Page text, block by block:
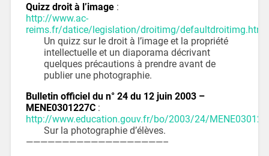
Quizz droit à l’image:
http://www.ac-
reims.fr/datice/legislation/droitimg/defaultdroitimg.htm
Un quizz sur le droit à l’image et la propriété
intellectuelle et un diaporama décrivant
quelques précautions à prendre avant de
publier une photographie.
Bulletin officiel du n° 24 du 12 juin 2003 –
MENE0301227C:
http://www.education.gouv.fr/bo/2003/24/
Sur la photographie d’élèves.
———————————————————–